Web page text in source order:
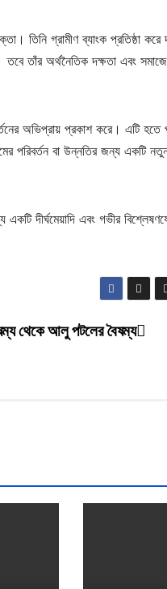
তিনি গ্রামীণ ব্যাংক প্রতিষ্ঠা
তাঁর অর্থনৈতিক দক্ষতা এবং
অভিপ্রায় প্রকাশ করে। এটি হতে
বা উন্নতির জন্য একটি নতুন
দীর্ঘমেয়াদি এবং গভীর
থেকে আলু পটলের বৈষম্য